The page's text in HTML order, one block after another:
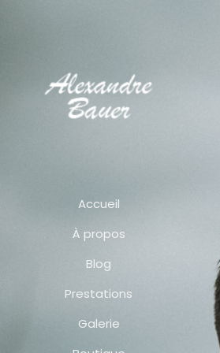
Accueil
À propos
Blog
Prestations
Galerie